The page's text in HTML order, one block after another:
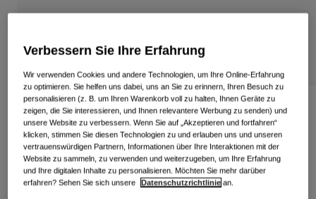
Alle anzeigen
Bekleidung
Rennrad Bekleidung
Mountainbike Bekleidung
Alle anzeigen
Mit austauschbaren Gläsern
Alle anzeigen
Kinder
Helme
Buster Blocks Kinder-Schutzbrille
Artikelnr.37296-B23-OS
49,95 €
Verbessern Sie Ihre Erfahrung
Wir verwenden Cookies und andere Technologien, um Ihre Online-Erfahrung
zu optimieren. Sie helfen uns dabei, uns an Sie zu erinnern, Ihren Besuch zu
personalisieren (z. B. um Ihren Warenkorb voll zu halten, Ihnen Geräte zu
zeigen, die Sie interessieren, und Ihnen relevantere Werbung zu senden) und
unsere Website zu verbessern. Wenn Sie auf „Akzeptieren und fortfahren“
klicken, stimmen Sie diesen Technologien zu und erlauben uns und unseren
vertrauenswürdigen Partnern, Informationen über Ihre Interaktionen mit der
Website zu sammeln, zu verwenden und weiterzugeben, um Ihre Erfahrung
und Ihre digitalen Inhalte zu personalisieren. Möchten Sie mehr darüber
erfahren? Sehen Sie sich unsere
Datenschutzrichtlinie an.